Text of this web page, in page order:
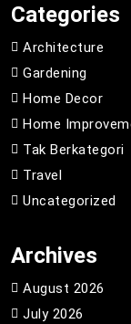
Categories
Architecture
Gardening
Home Decor
Home
Tak Berkategori
Travel
Uncategorized
Archives
August 2026
July 2026